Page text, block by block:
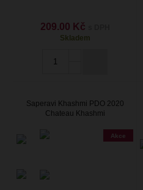
209.00 Kč
Skladem
Saperavi Khashmi PDO 2020
Chateau Khashmi
Akce